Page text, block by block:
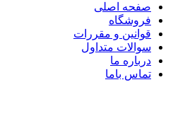
صفحه اصلی
فروشگاه
قوانین و مقررات
سوالات متداول
درباره ما
تماس باما